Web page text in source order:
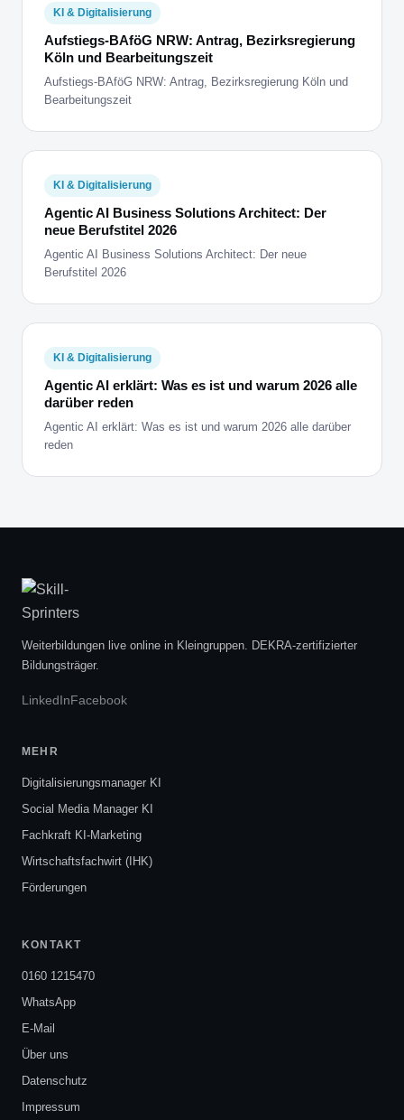
KI & Digitalisierung
Aufstiegs-BAföG NRW: Antrag, Bezirksregierung
Köln und Bearbeitungszeit
Aufstiegs-BAföG NRW: Antrag, Bezirksregierung Köln und
Bearbeitungszeit
KI & Digitalisierung
Agentic AI Business Solutions Architect: Der
neue Berufstitel 2026
Agentic AI Business Solutions Architect: Der neue
Berufstitel 2026
KI & Digitalisierung
Agentic AI erklärt: Was es ist und warum 2026 alle
darüber reden
Agentic AI erklärt: Was es ist und warum 2026 alle darüber
reden
Weiterbildungen live online in Kleingruppen. DEKRA-zertifizierter
Bildungsträger.
LinkedInFacebook
MEHR
Digitalisierungsmanager KI
Social Media Manager KI
Fachkraft KI-Marketing
Wirtschaftsfachwirt (IHK)
Förderungen
KONTAKT
0160 1215470
WhatsApp
E-Mail
Über uns
Datenschutz
Impressum